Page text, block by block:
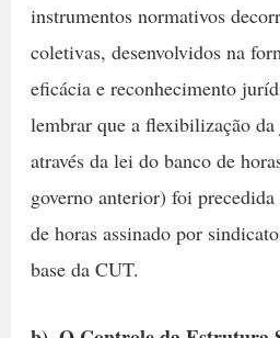
instrumentos normativos
coletivas, desenvolvidos na
eficácia e reconhecimento
lembrar que a flexibilização
através da lei do banco de
governo anterior) foi
de horas assinado por
base da CUT.